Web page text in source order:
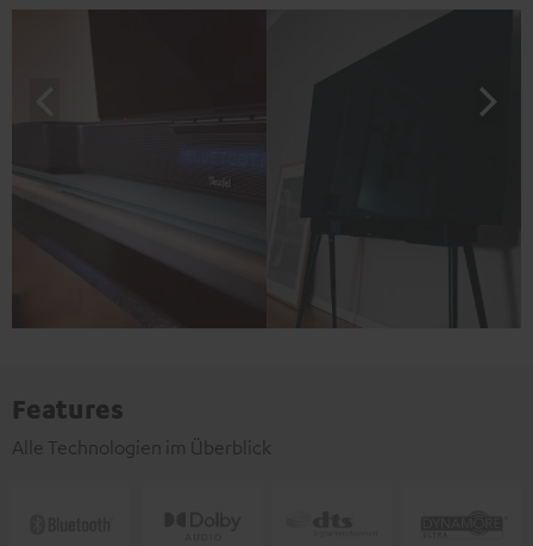
Features
Alle Technologien im Überblick